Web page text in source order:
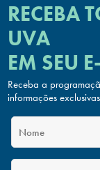
RECEBA
UVA
EM SEU
Receba a
informações